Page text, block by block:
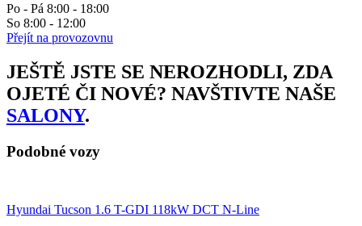
Po - Pá 8:00 - 18:00
So 8:00 - 12:00
Přejít na provozovnu
JEŠTĚ JSTE SE NEROZHODLI, ZDA
OJETÉ ČI NOVÉ? NAVŠTIVTE NAŠE
SALONY.
Podobné vozy
Hyundai Tucson 1.6 T-GDI 118kW DCT N-Line